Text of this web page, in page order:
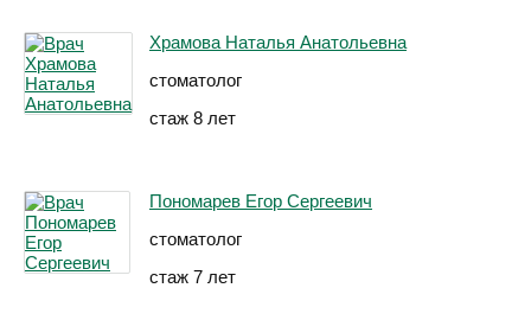
Храмова Наталья Анатольевна
стоматолог
стаж 8 лет
Пономарев Егор Сергеевич
стоматолог
стаж 7 лет